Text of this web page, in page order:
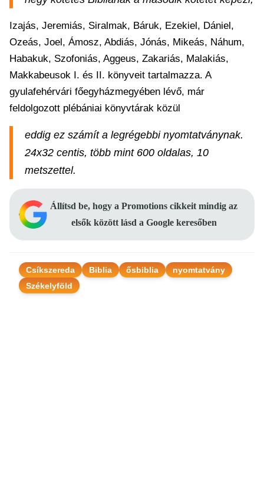
Izajás, Jeremiás, Siralmak, Báruk, Ezekiel, Dániel,
Ozeás, Joel, Ámosz, Abdiás, Jónás, Mikeás, Náhum,
Habakuk, Szofoniás, Aggeus, Zakariás, Malakiás,
Makkabeusok I. és II. könyveit tartalmazza. A
gyulafehérvári főegyházmegyében lévő, már
feldolgozott plébániai könyvtárak közül
eddig ez számít a legrégebbi nyomtatványnak.
24x32 centis, több mint 600 oldalas, 10
metszettel.
Állítsd be, hogy a Promotions cikkeit mindig az
elsők között lásd a Google keresőben
Csíkszereda Biblia ősbiblia
nyomtatvány
Székelyföld